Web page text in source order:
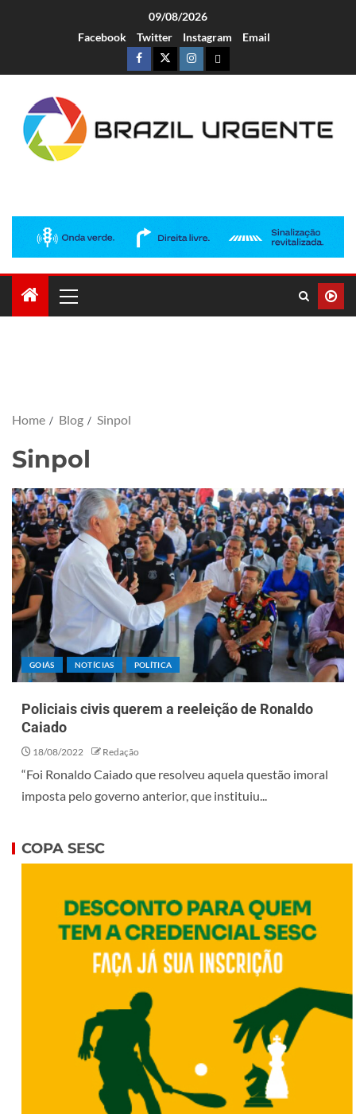
09/08/2026
Facebook
Twitter Instagram Email
Home Blog Sinpol
Sinpol
GOIÁS NOTÍCIAS POLÍTICA
Policiais civis querem a reeleição de Ronaldo
Caiado
18/08/2022 Redação
“Foi Ronaldo Caiado que resolveu aquela questão imoral
imposta pelo governo anterior, que instituiu...
COPA SESC